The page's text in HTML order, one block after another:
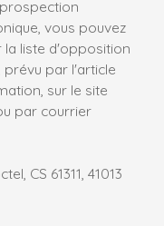
vous pouvez
la liste d'opposition
prévu par l'article
sur le site
par courrier
CS 61311, 41013